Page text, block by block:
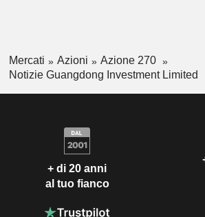
Mercati Azioni
Azione 270
Notizie Guangdong Investment Limited
+ di 20 anni
al tuo fianco